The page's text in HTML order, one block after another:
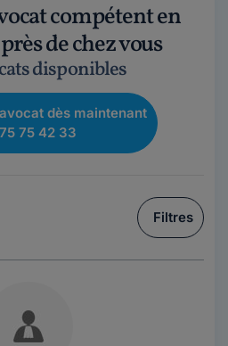
compétent en
de chez vous
disponibles
dès maintenant
75 42 33
Filtres